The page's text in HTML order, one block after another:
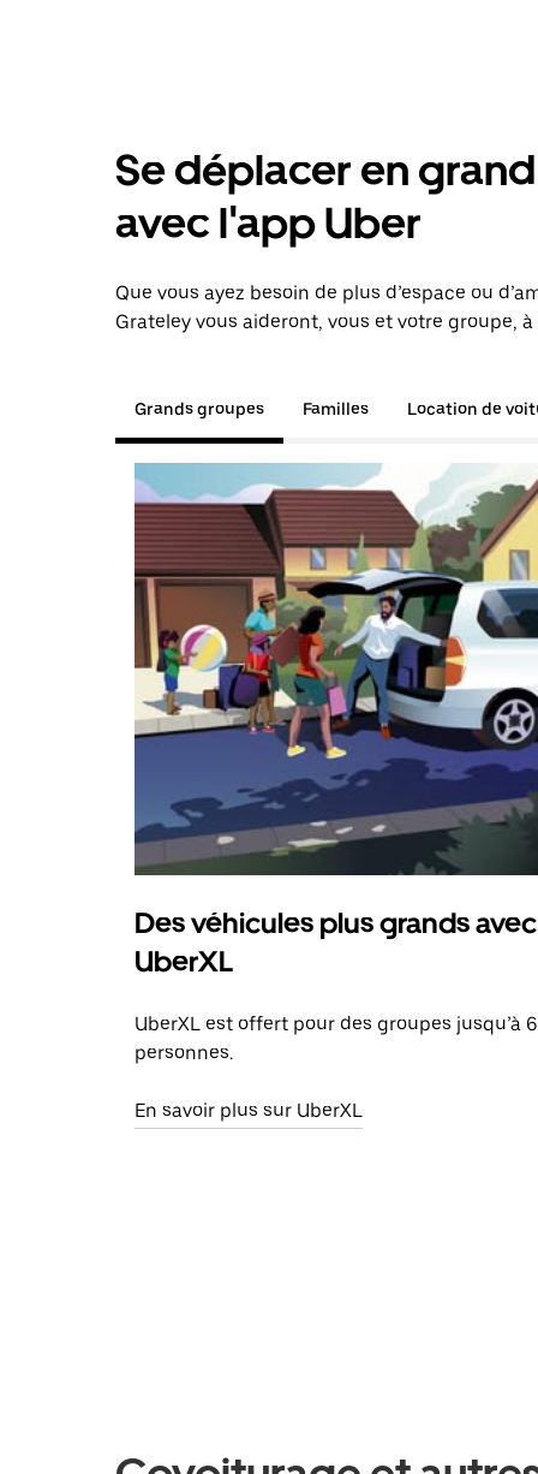
Se déplacer en
avec l'app Uber
Que vous ayez besoin de plus d’espace ou
Grateley vous aideront, vous et votre groupe,
Grands groupes Familles Location de
Des véhicules plus grands avec
UberXL
UberXL est offert pour des groupes jusqu’à 6
personnes.
En savoir plus sur UberXL